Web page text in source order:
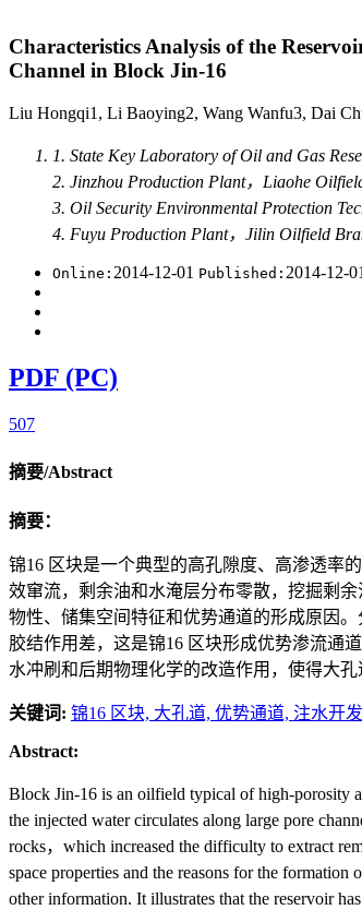
Characteristics Analysis of the
Channel in Block Jin-16
Liu Hongqi1, Li Baoying2, Wang Wanfu3, Dai
1. State Key Laboratory of Oil and Gas
2. Jinzhou Production Plant，Liaohe
3. Oil Security Environmental Protection
4. Fuyu Production Plant，Jilin Oilfield
Online: 2014-12-01 Published: 2014-12-01
PDF (PC)
507
摘要/Abstract
摘要：
锦16 区块是一个典型的高孔隙度、高渗透率
效窜流，剩余油和水淹层分布零散，挖掘剩
物性、储集空间特征和优势通道的形成原因
胶结作用差，这是锦16 区块形成优势渗流通
水冲刷和后期物理化学的改造作用，使得大
关键词: 锦16 区块, 大孔道, 优势通道, 注水开
Abstract:
Block Jin-16 is an oilfield typical of high-porosity
the injected water circulates along large pore
rocks，which increased the difficulty to extract
space properties and the reasons for the formation
other information. It illustrates that the reservoir